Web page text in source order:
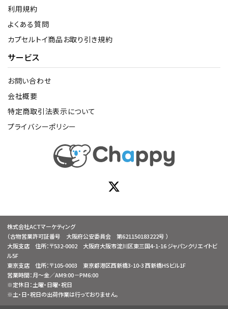
利用規約
よくある質問
カプセルトイ商品お取り引き規約
サービス
お問い合わせ
会社概要
特定商取引法表示について
プライバシーポリシー
株式会社ACTマーケティング
（古物営業許可証番号 大阪府公安委員会 第621150183222号 ）
大阪支店 住所：〒532-0002 大阪府大阪市淀川区東三国4-1-16 ジャパンクリエイトビ
ル5F
東京支店 住所：〒105-0003 東京都港区西新橋3-10-3 西新橋HSビル1F
営業時間：月～金／AM9:00－PM6:00
※定休日：土曜・日曜・祝日
※土・日・祝日の出荷作業は行っておりません。